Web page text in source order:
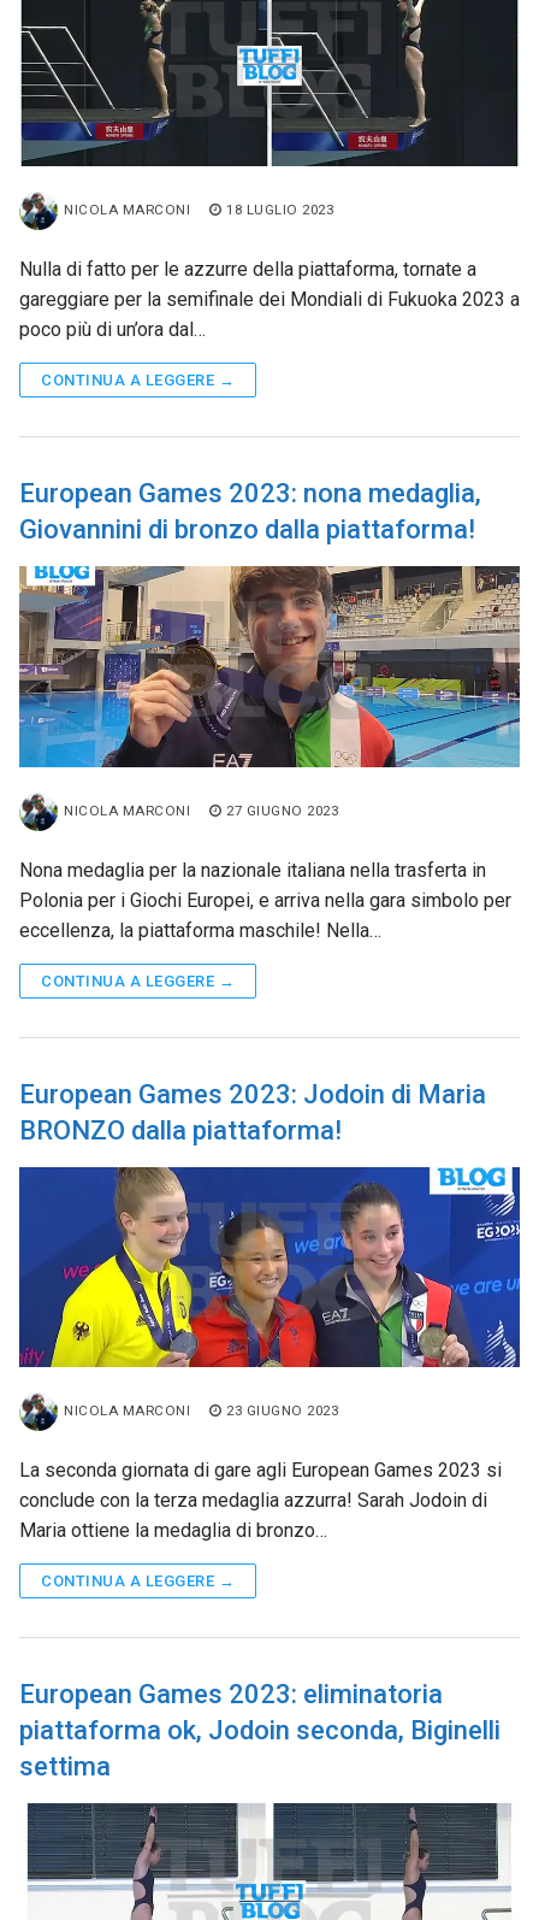
NICOLA MARCONI 18 LUGLIO 2023
Nulla di fatto per le azzurre della piattaforma, tornate a
gareggiare per la semifinale dei Mondiali di Fukuoka 2023 a
poco più di un’ora dal…
CONTINUA A LEGGERE →
European Games 2023: nona medaglia,
Giovannini di bronzo dalla piattaforma!
NICOLA MARCONI 27 GIUGNO 2023
Nona medaglia per la nazionale italiana nella trasferta in
Polonia per i Giochi Europei, e arriva nella gara simbolo per
eccellenza, la piattaforma maschile! Nella…
CONTINUA A LEGGERE →
European Games 2023: Jodoin di Maria
BRONZO dalla piattaforma!
NICOLA MARCONI 23 GIUGNO 2023
La seconda giornata di gare agli European Games 2023 si
conclude con la terza medaglia azzurra! Sarah Jodoin di
Maria ottiene la medaglia di bronzo…
CONTINUA A LEGGERE →
European Games 2023: eliminatoria
piattaforma ok, Jodoin seconda, Biginelli
settima